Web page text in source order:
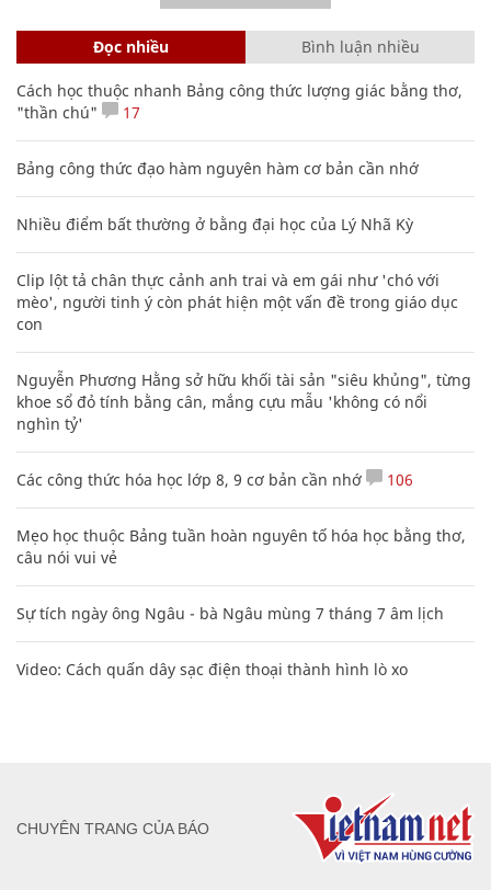
Đọc nhiều Bình luận nhiều
Cách học thuộc nhanh Bảng công thức lượng giác bằng thơ,
"thần chú"
17
Bảng công thức đạo hàm nguyên hàm cơ bản cần nhớ
Nhiều điểm bất thường ở bằng đại học của Lý Nhã Kỳ
Clip lột tả chân thực cảnh anh trai và em gái như 'chó với
mèo', người tinh ý còn phát hiện một vấn đề trong giáo dục
con
Nguyễn Phương Hằng sở hữu khối tài sản "siêu khủng", từng
khoe sổ đỏ tính bằng cân, mắng cựu mẫu 'không có nổi
nghìn tỷ'
Các công thức hóa học lớp 8, 9 cơ bản cần nhớ 106
Mẹo học thuộc Bảng tuần hoàn nguyên tố hóa học bằng thơ,
câu nói vui vẻ
Sự tích ngày ông Ngâu - bà Ngâu mùng 7 tháng 7 âm lịch
Video: Cách quấn dây sạc điện thoại thành hình lò xo
CHUYÊN TRANG CỦA BÁO